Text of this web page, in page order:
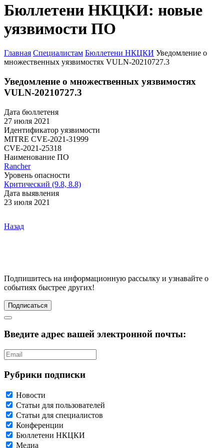
Бюллетени НКЦКИ: новые
уязвимости ПО
Главная Специалистам Бюллетени НКЦКИ Уведомление о
множественных уязвимостях VULN-20210727.3
Уведомление о множественных уязвимостях
VULN-20210727.3
Дата бюллетеня
27 июля 2021
Идентификатор уязвимости
MITRE CVE-2021-31999
CVE-2021-25318
Наименование ПО
Rancher
Уровень опасности
Критический (9.8, 8.8)
Дата выявления
23 июля 2021
Назад
Подпишитесь на информационную рассылку и узнавайте о
событиях быстрее других!
Подписаться
Введите адрес вашей электронной почты:
Рубрики подписки
Новости
Статьи для пользователей
Статьи для специалистов
Конференции
Бюллетени НКЦКИ
Медиа